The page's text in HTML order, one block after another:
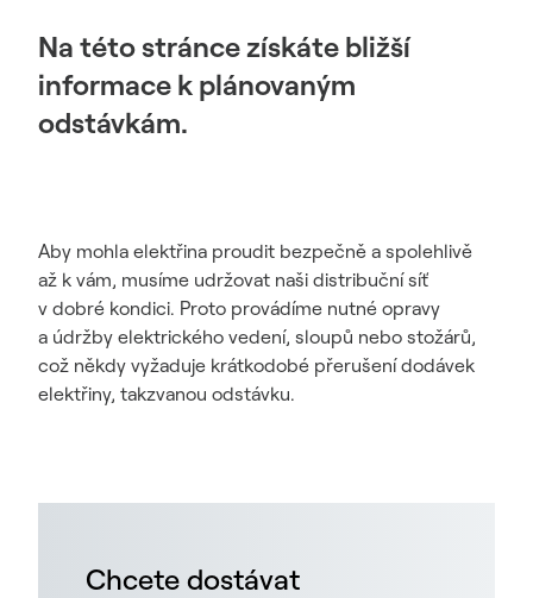
Na této stránce získáte bližší
informace k plánovaným
odstávkám.
Aby mohla elektřina proudit bezpečně a spolehlivě
až k vám, musíme udržovat naši distribuční síť
v dobré kondici. Proto provádíme nutné opravy
a údržby elektrického vedení, sloupů nebo stožárů,
což někdy vyžaduje krátkodobé přerušení dodávek
elektřiny, takzvanou odstávku.
Chcete dostávat